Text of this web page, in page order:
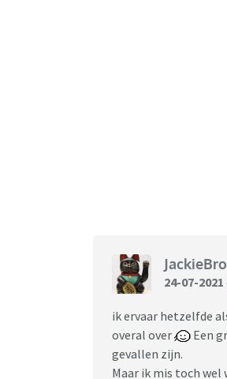
24-07-2021
ik ervaar hetzelfde
overal over
Een
gevallen zijn.
Maar ik mis toch wel